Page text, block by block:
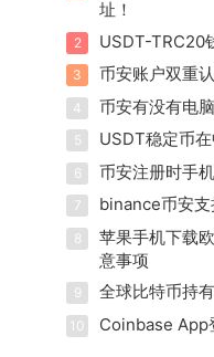
址！
2 USDT-TRC20
3 币安账户双重
4 币安有没有电
5 USDT稳定币
6 币安注册时手
7 binance币安支
8
苹果手机下载
意事项
9 全球比特币持
10 Coinbase App